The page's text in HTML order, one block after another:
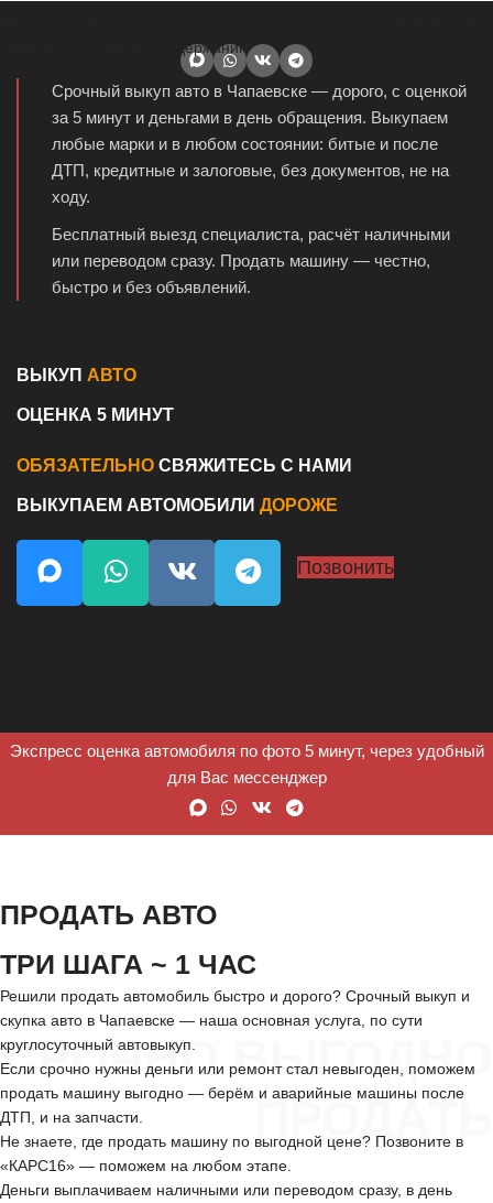
Перейти к основному содержанию
Срочный выкуп авто в Чапаевске — дорого, с оценкой
за 5 минут и деньгами в день обращения. Выкупаем
любые марки и в любом состоянии: битые и после
ДТП, кредитные и залоговые, без документов, не на
ходу.
Бесплатный выезд специалиста, расчёт наличными
или переводом сразу. Продать машину — честно,
быстро и без объявлений.
ВЫКУП АВТО
ОЦЕНКА 5 МИНУТ
ОБЯЗАТЕЛЬНО СВЯЖИТЕСЬ С НАМИ
ВЫКУПАЕМ АВТОМОБИЛИ ДОРОЖЕ
Позвонить
Экспресс оценка автомобиля по фото 5 минут, через удобный
для Вас мессенджер
СРОЧНО ВЫГОДНО
ПРОДАТЬ
ПРОДАТЬ АВТО
ТРИ ШАГА ~ 1 ЧАС
Решили продать автомобиль быстро и дорого? Срочный выкуп и
скупка авто в Чапаевске — наша основная услуга, по сути
круглосуточный автовыкуп.
Если срочно нужны деньги или ремонт стал невыгоден, поможем
продать машину выгодно — берём и аварийные машины после
ДТП, и на запчасти.
Не знаете, где продать машину по выгодной цене? Позвоните в
«КАРС16» — поможем на любом этапе.
Деньги выплачиваем наличными или переводом сразу, в день